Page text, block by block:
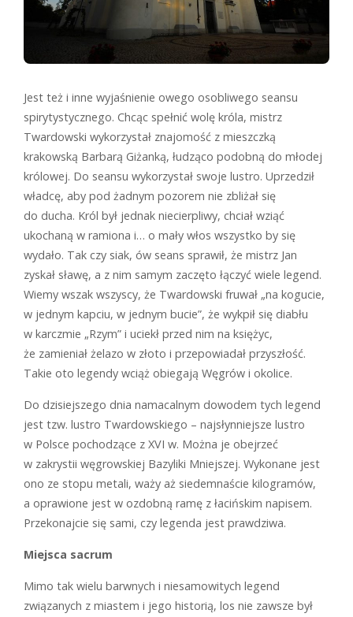
Jest też i inne wyjaśnienie owego osobliwego seansu
spirytystycznego. Chcąc spełnić wolę króla, mistrz
Twardowski wykorzystał znajomość z mieszczką
krakowską Barbarą Giżanką, łudząco podobną do młodej
królowej. Do seansu wykorzystał swoje lustro. Uprzedził
władcę, aby pod żadnym pozorem nie zbliżał się
do ducha. Król był jednak niecierpliwy, chciał wziąć
ukochaną w ramiona i… o mały włos wszystko by się
wydało. Tak czy siak, ów seans sprawił, że mistrz Jan
zyskał sławę, a z nim samym zaczęto łączyć wiele legend.
Wiemy wszak wszyscy, że Twardowski fruwał „na kogucie,
w jednym kapciu, w jednym bucie”, że wykpił się diabłu
w karczmie „Rzym” i uciekł przed nim na księżyc,
że zamieniał żelazo w złoto i przepowiadał przyszłość.
Takie oto legendy wciąż obiegają Węgrów i okolice.
Do dzisiejszego dnia namacalnym dowodem tych legend
jest tzw. lustro Twardowskiego – najsłynniejsze lustro
w Polsce pochodzące z XVI w. Można je obejrzeć
w zakrystii węgrowskiej Bazyliki Mniejszej. Wykonane jest
ono ze stopu metali, waży aż siedemnaście kilogramów,
a oprawione jest w ozdobną ramę z łacińskim napisem.
Przekonajcie się sami, czy legenda jest prawdziwa.
Miejsca sacrum
Mimo tak wielu barwnych i niesamowitych legend
związanych z miastem i jego historią, los nie zawsze był